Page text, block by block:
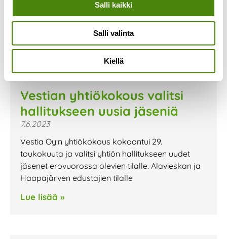
Salli kaikki
Salli valinta
Kiellä
Vestian yhtiökokous valitsi
hallitukseen uusia jäseniä
7.6.2023
Vestia Oy:n yhtiökokous kokoontui 29.
toukokuuta ja valitsi yhtiön hallitukseen uudet
jäsenet erovuorossa olevien tilalle. Alavieskan ja
Haapajärven edustajien tilalle
Lue lisää »